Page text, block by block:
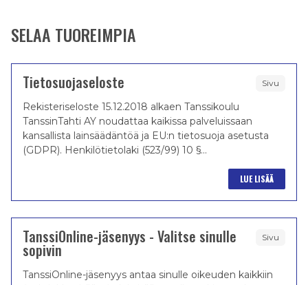
SELAA TUOREIMPIA
Tietosuojaseloste Sivu
Rekisteriseloste 15.12.2018 alkaen Tanssikoulu
TanssinTahti AY noudattaa kaikissa palveluissaan
kansallista lainsäädäntöä ja EU:n tietosuoja asetusta
(GDPR). Henkilötietolaki (523/99) 10 §...
LUE LISÄÄ
TanssiOnline-jäsenyys - Valitse sinulle
sopivin
Sivu
TanssiOnline-jäsenyys antaa sinulle oikeuden kaikkiin